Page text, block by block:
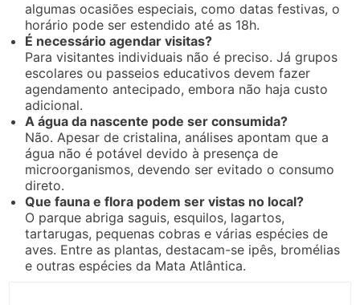
algumas ocasiões especiais, como datas festivas, o
horário pode ser estendido até as 18h.
É necessário agendar visitas?
Para visitantes individuais não é preciso. Já grupos
escolares ou passeios educativos devem fazer
agendamento antecipado, embora não haja custo
adicional.
A água da nascente pode ser consumida?
Não. Apesar de cristalina, análises apontam que a
água não é potável devido à presença de
microorganismos, devendo ser evitado o consumo
direto.
Que fauna e flora podem ser vistas no local?
O parque abriga saguis, esquilos, lagartos,
tartarugas, pequenas cobras e várias espécies de
aves. Entre as plantas, destacam-se ipês, bromélias
e outras espécies da Mata Atlântica.